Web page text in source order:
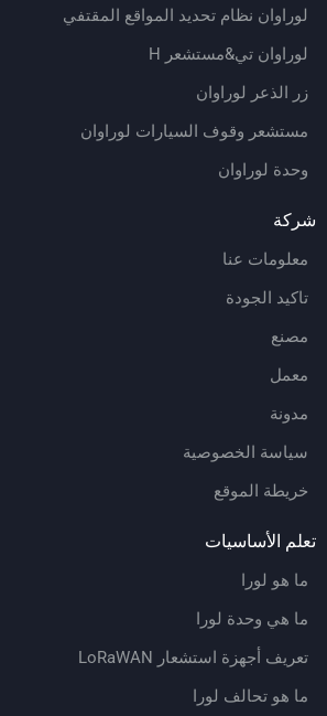
لوراوان نظام تحديد المواقع المقتفي
لوراوان تي&مستشعر H
زر الذعر لوراوان
مستشعر وقوف السيارات لوراوان
وحدة لوراوان
معلومات عنا
تاكيد الجودة
مصنع
معمل
مدونة
سياسة الخصوصية
خريطة الموقع
الأساسيات
ما هو لورا
ما هي وحدة لورا
تعريف أجهزة استشعار LoRaWAN
ما هو تحالف لورا